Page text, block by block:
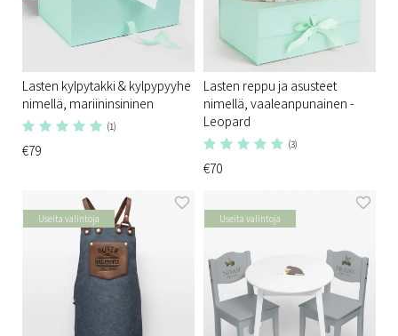
Lasten kylpytakki & kylpypyyhe
nimellä, mariininsininen
(1)
€79
Lasten reppu ja asusteet
nimellä, vaaleanpunainen -
Leopard
(3)
€70
Useita valintoja Useita valintoja